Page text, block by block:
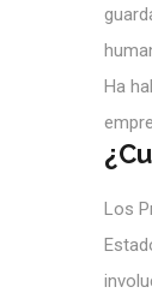
Ha
Los